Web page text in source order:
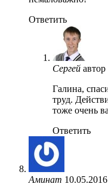
Ответить
Сергей автор
Галина,
труд.
тоже очень
Ответить
Аминат